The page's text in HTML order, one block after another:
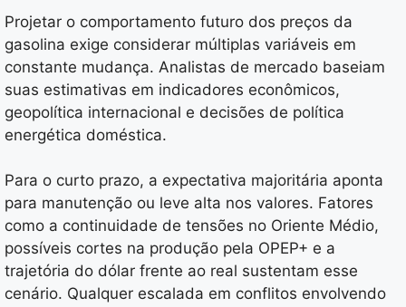
Projetar o comportamento futuro dos preços da
gasolina exige considerar múltiplas variáveis em
constante mudança. Analistas de mercado baseiam
suas estimativas em indicadores econômicos,
geopolítica internacional e decisões de política
energética doméstica.
Para o curto prazo, a expectativa majoritária aponta
para manutenção ou leve alta nos valores. Fatores
como a continuidade de tensões no Oriente Médio,
possíveis cortes na produção pela OPEP+ e a
trajetória do dólar frente ao real sustentam esse
cenário. Qualquer escalada em conflitos envolvendo